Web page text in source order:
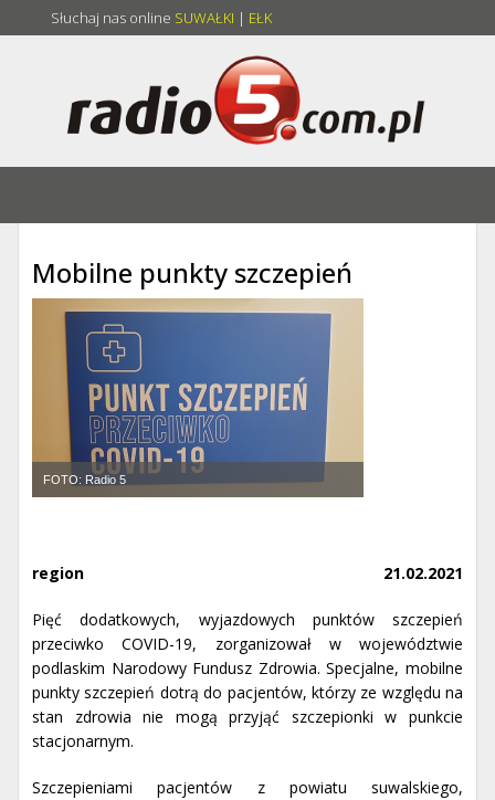
Słuchaj nas online SUWAŁKI | EŁK
Mobilne punkty szczepień
FOTO: Radio 5
21.02.2021
region
Pięć dodatkowych, wyjazdowych punktów szczepień
przeciwko COVID-19, zorganizował w województwie
podlaskim Narodowy Fundusz Zdrowia. Specjalne, mobilne
punkty szczepień dotrą do pacjentów, którzy ze względu na
stan zdrowia nie mogą przyjąć szczepionki w punkcie
stacjonarnym.
Szczepieniami pacjentów z powiatu suwalskiego,